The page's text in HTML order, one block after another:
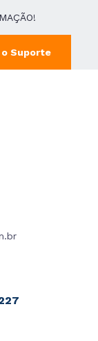
o Suporte